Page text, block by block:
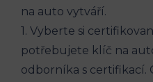
na auto vytváří.
1. Vyberte si
potřebujete klíč na
odborníka s certifikací.‌